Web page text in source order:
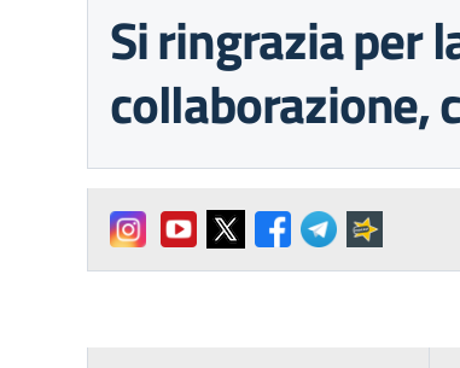
Si ringrazia per
collaborazione,